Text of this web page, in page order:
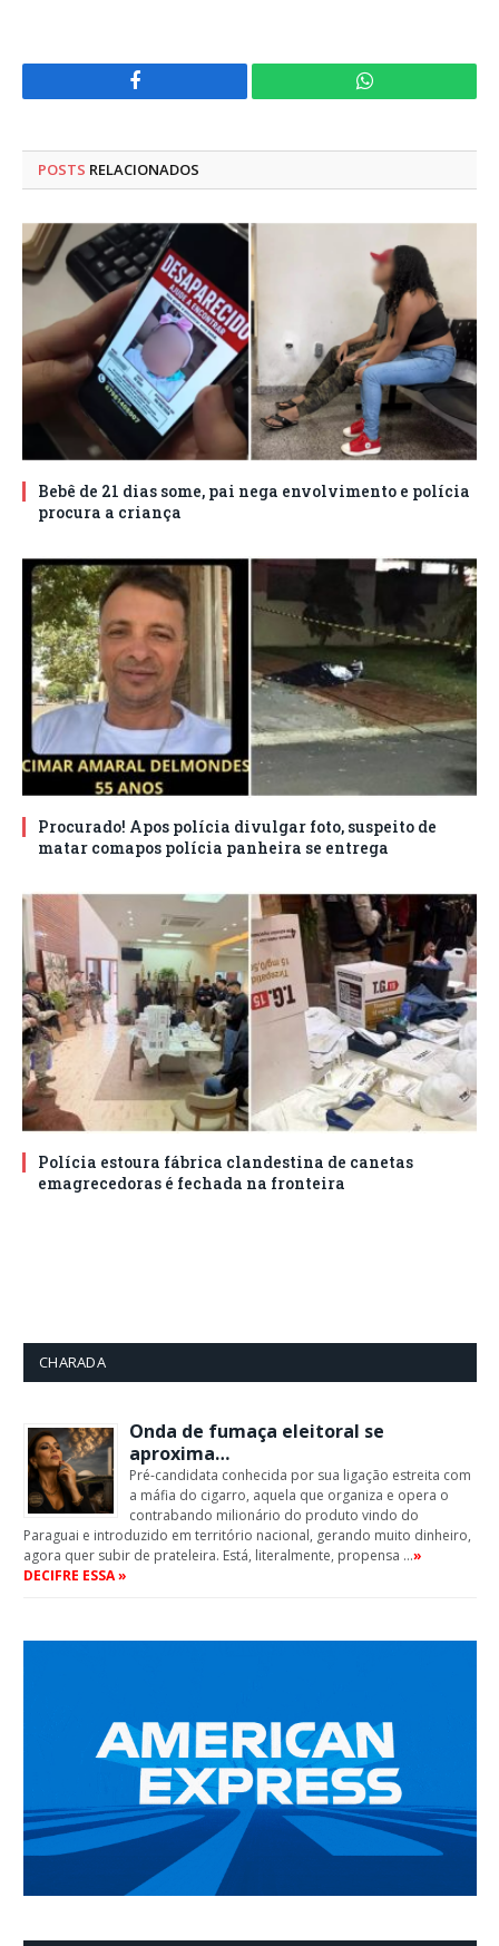
Facebook WhatsApp
POSTS RELACIONADOS
Bebê de 21 dias some, pai nega envolvimento e polícia
procura a criança
Procurado! Apos polícia divulgar foto, suspeito de
matar comapos polícia panheira se entrega
Polícia estoura fábrica clandestina de canetas
emagrecedoras é fechada na fronteira
CHARADA
Onda de fumaça eleitoral se
aproxima…
Pré-candidata conhecida por sua ligação estreita com
a máfia do cigarro, aquela que organiza e opera o
contrabando milionário do produto vindo do
Paraguai e introduzido em território nacional, gerando muito dinheiro,
agora quer subir de prateleira. Está, literalmente, propensa …»
DECIFRE ESSA »